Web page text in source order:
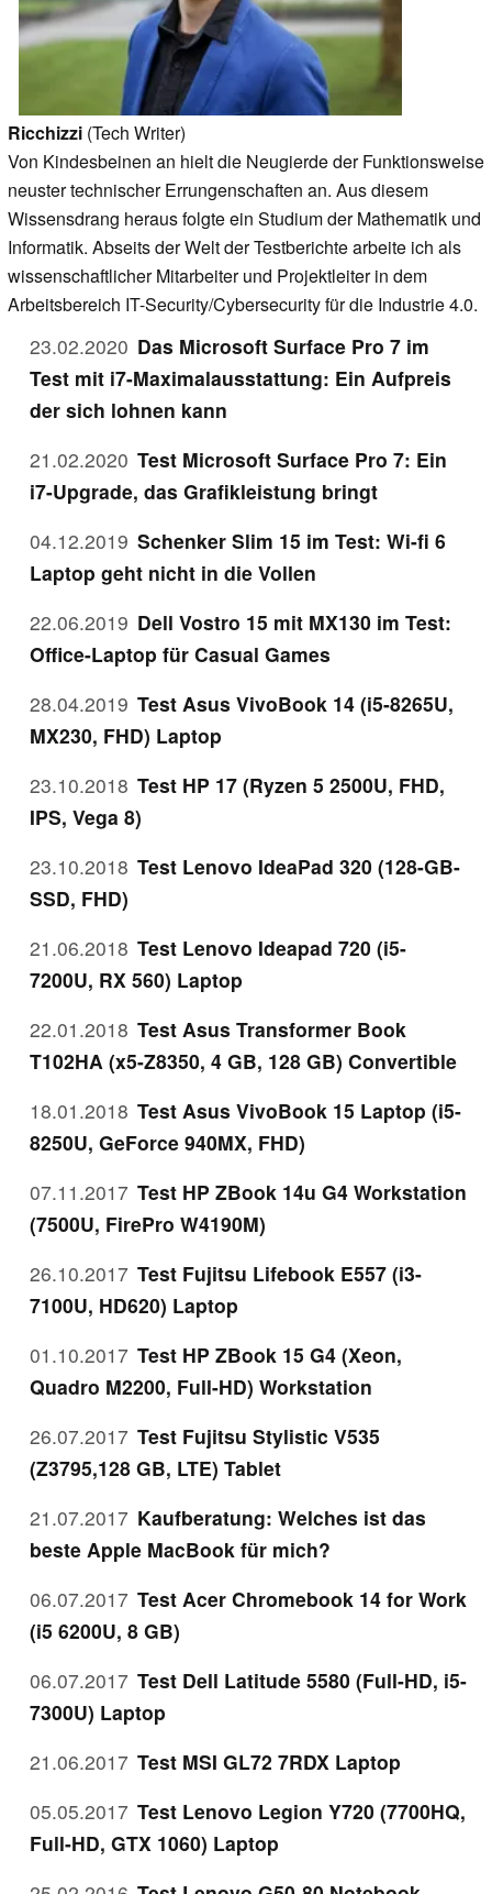
Ricchizzi (Tech Writer)
Von Kindesbeinen an hielt die Neugierde der Funktionsweise
neuster technischer Errungenschaften an. Aus diesem
Wissensdrang heraus folgte ein Studium der Mathematik und
Informatik. Abseits der Welt der Testberichte arbeite ich als
wissenschaftlicher Mitarbeiter und Projektleiter in dem
Arbeitsbereich IT-Security/Cybersecurity für die Industrie 4.0.
23.02.2020 Das Microsoft Surface Pro 7 im
Test mit i7-Maximalausstattung: Ein Aufpreis
der sich lohnen kann
21.02.2020 Test Microsoft Surface Pro 7: Ein
i7-Upgrade, das Grafikleistung bringt
04.12.2019 Schenker Slim 15 im Test: Wi-fi 6
Laptop geht nicht in die Vollen
22.06.2019 Dell Vostro 15 mit MX130 im Test:
Office-Laptop für Casual Games
28.04.2019 Test Asus VivoBook 14 (i5-8265U,
MX230, FHD) Laptop
23.10.2018 Test HP 17 (Ryzen 5 2500U, FHD,
IPS, Vega 8)
23.10.2018 Test Lenovo IdeaPad 320 (128-GB-
SSD, FHD)
21.06.2018 Test Lenovo Ideapad 720 (i5-
7200U, RX 560) Laptop
22.01.2018 Test Asus Transformer Book
T102HA (x5-Z8350, 4 GB, 128 GB) Convertible
18.01.2018 Test Asus VivoBook 15 Laptop (i5-
8250U, GeForce 940MX, FHD)
07.11.2017 Test HP ZBook 14u G4 Workstation
(7500U, FirePro W4190M)
26.10.2017 Test Fujitsu Lifebook E557 (i3-
7100U, HD620) Laptop
01.10.2017 Test HP ZBook 15 G4 (Xeon,
Quadro M2200, Full-HD) Workstation
26.07.2017 Test Fujitsu Stylistic V535
(Z3795,128 GB, LTE) Tablet
21.07.2017 Kaufberatung: Welches ist das
beste Apple MacBook für mich?
06.07.2017 Test Acer Chromebook 14 for Work
(i5 6200U, 8 GB)
06.07.2017 Test Dell Latitude 5580 (Full-HD, i5-
7300U) Laptop
21.06.2017 Test MSI GL72 7RDX Laptop
05.05.2017 Test Lenovo Legion Y720 (7700HQ,
Full-HD, GTX 1060) Laptop